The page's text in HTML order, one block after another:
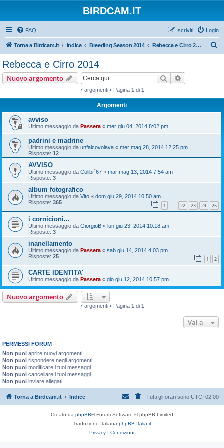
BIRDCAM.IT
FAQ Login
Iscriviti
Torna a Birdcam.it Indice Breeding Season 2014 Rebecca e Cirro 2014
Rebecca e Cirro 2014
Nuovo argomento Cerca
7 argomenti • Pagina 1 di 1
Argomenti
avviso
Ultimo messaggio da Passera « mer giu 04, 2014 8:02 pm
padrini e madrine
Ultimo messaggio da unfalcovolava « mer mag 28, 2014 12:25 pm
Risposte: 12
AVVISO
Ultimo messaggio da Colibrì67 « mar mag 13, 2014 7:54 am
Risposte: 3
album fotografico
Ultimo messaggio da Vito « dom giu 29, 2014 10:50 am
Risposte: 365 1 … 22 23 24 25
i cornicioni...
Ultimo messaggio da GiorgioB « lun giu 23, 2014 10:18 am
Risposte: 3
inanellamento
Ultimo messaggio da Passera « sab giu 14, 2014 4:03 pm
Risposte: 25 1 2
CARTE IDENTITA'
Ultimo messaggio da Passera « gio giu 12, 2014 10:57 pm
Nuovo argomento
7 argomenti • Pagina 1 di 1
Vai a
PERMESSI FORUM
Non puoi aprire nuovi argomenti
Non puoi rispondere negli argomenti
Non puoi modificare i tuoi messaggi
Non puoi cancellare i tuoi messaggi
Non puoi inviare allegati
Torna a Birdcam.it Indice Tutti gli orari sono UTC+02:00
Creato da phpBB® Forum Software © phpBB Limited
Traduzione Italiana phpBB-Italia.it
Privacy | Condizioni